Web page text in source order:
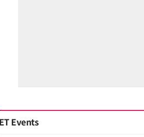
ET Events